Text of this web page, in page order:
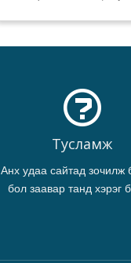
Тусламж
Анх удаа сайтад зочилж
бол заавар танд хэрэг